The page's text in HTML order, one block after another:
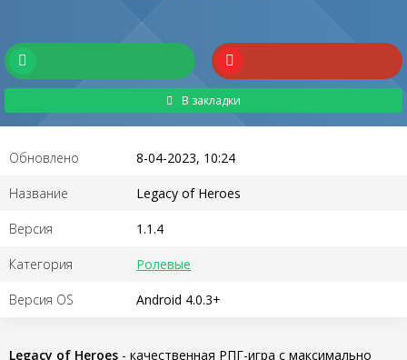
В закладки
Обновлено 8-04-2023, 10:24
Название Legacy of Heroes
Версия 1.1.4
Категория Ролевые
Версия OS Android 4.0.3+
Legacy of Heroes - качественная РПГ-игра с максимально